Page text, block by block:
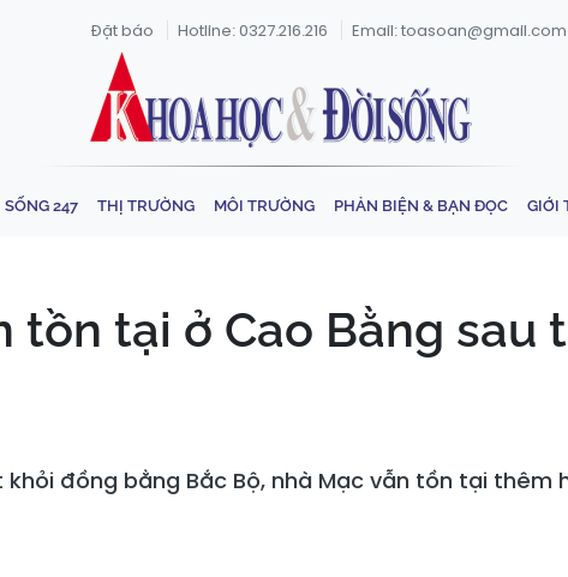
Đặt báo Hotline: 0327.216.216 Email: toasoan@gmail.com
247 THỊ TRƯỜNG MÔI TRƯỜNG PHẢN BIỆN & BẠN ĐỌC GIỚI
tồn tại ở Cao Bằng sau
đồng bằng Bắc Bộ, nhà Mạc vẫn tồn tại thêm